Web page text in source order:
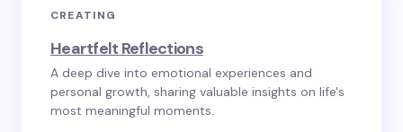
CREATING
Heartfelt Reflections
A deep dive into emotional experiences and
personal growth, sharing valuable insights on life's
most meaningful moments.